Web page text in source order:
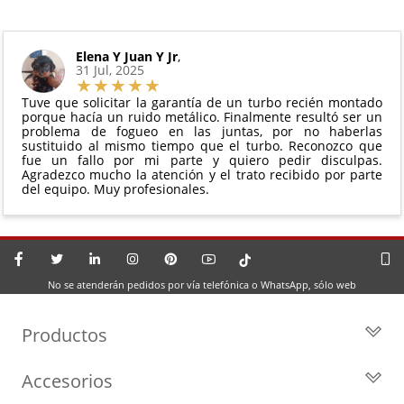
Elena Y Juan Y Jr,
31 Jul, 2025
Tuve que solicitar la garantía de un turbo recién montado
porque hacía un ruido metálico. Finalmente resultó ser un
problema de fogueo en las juntas, por no haberlas
sustituido al mismo tiempo que el turbo. Reconozco que
fue un fallo por mi parte y quiero pedir disculpas.
Agradezco mucho la atención y el trato recibido por parte
del equipo. Muy profesionales.
No se atenderán pedidos por vía telefónica o WhatsApp, sólo web
Productos
Turbos por Marca
Accesorios